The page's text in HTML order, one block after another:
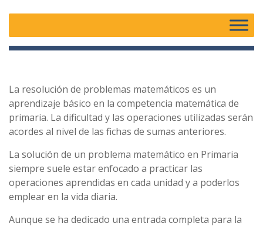
La resolución de problemas matemáticos es un
aprendizaje básico en la competencia matemática de
primaria. La dificultad y las operaciones utilizadas serán
acordes al nivel de las fichas de sumas anteriores.
La solución de un problema matemático en Primaria
siempre suele estar enfocado a practicar las
operaciones aprendidas en cada unidad y a poderlos
emplear en la vida diaria.
Aunque se ha dedicado una entrada completa para la